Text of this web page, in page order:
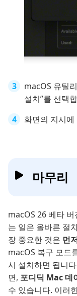
macOS 유틸
설치”를 선택
화면의 지시
마무리
macOS 26 베타
는 일은 올바른 절
장 중요한 것은 먼
macOS 복구 모드
시 설치하면 됩니
면, 포디딕 Mac 데
수 있습니다. 이러